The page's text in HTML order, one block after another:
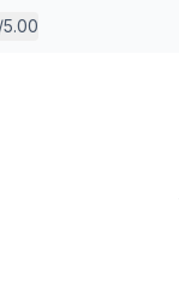
/5.00